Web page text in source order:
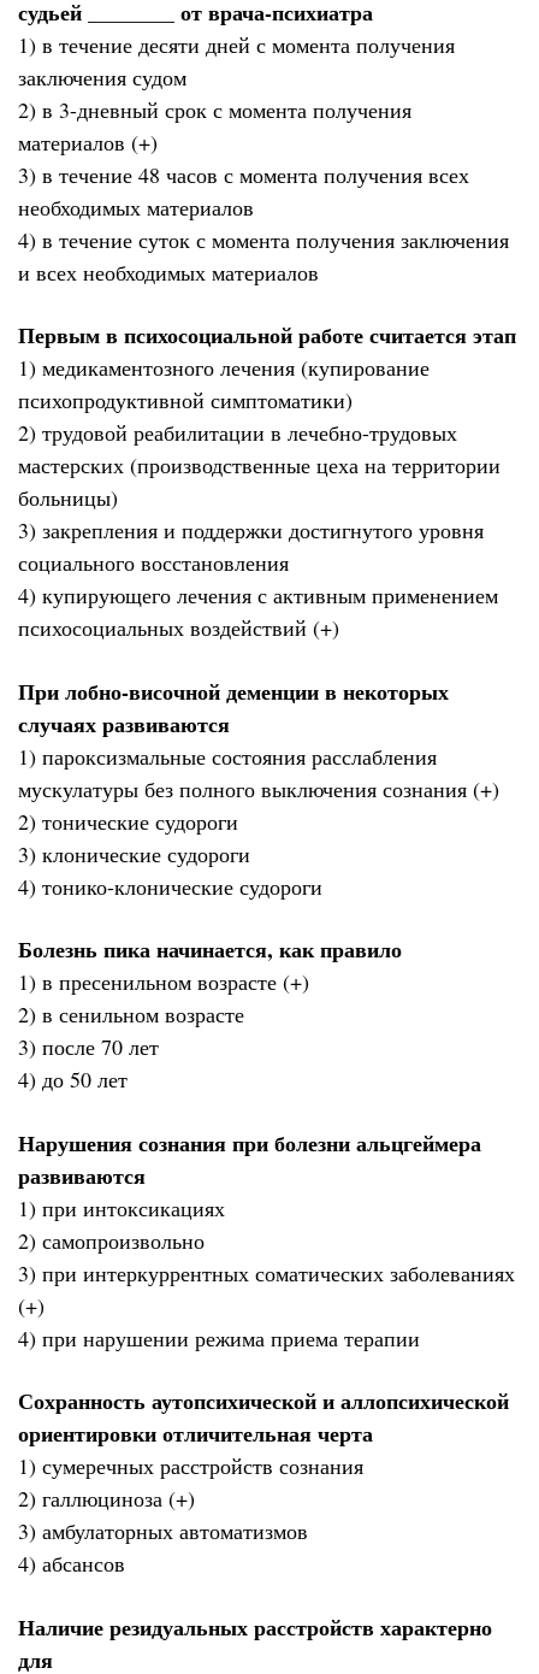
судьей ________ от врача-психиатра
1) в течение десяти дней с момента получения
заключения судом
2) в 3-дневный срок с момента получения
материалов (+)
3) в течение 48 часов с момента получения всех
необходимых материалов
4) в течение суток с момента получения заключения
и всех необходимых материалов
Первым в психосоциальной работе считается этап
1) медикаментозного лечения (купирование
психопродуктивной симптоматики)
2) трудовой реабилитации в лечебно-трудовых
мастерских (производственные цеха на территории
больницы)
3) закрепления и поддержки достигнутого уровня
социального восстановления
4) купирующего лечения с активным применением
психосоциальных воздействий (+)
При лобно-височной деменции в некоторых
случаях развиваются
1) пароксизмальные состояния расслабления
мускулатуры без полного выключения сознания (+)
2) тонические судороги
3) клонические судороги
4) тонико-клонические судороги
Болезнь пика начинается, как правило
1) в пресенильном возрасте (+)
2) в сенильном возрасте
3) после 70 лет
4) до 50 лет
Нарушения сознания при болезни альцгеймера
развиваются
1) при интоксикациях
2) самопроизвольно
3) при интеркуррентных соматических заболеваниях
(+)
4) при нарушении режима приема терапии
Сохранность аутопсихической и аллопсихической
ориентировки отличительная черта
1) сумеречных расстройств сознания
2) галлюциноза (+)
3) амбулаторных автоматизмов
4) абсансов
Наличие резидуальных расстройств характерно
для